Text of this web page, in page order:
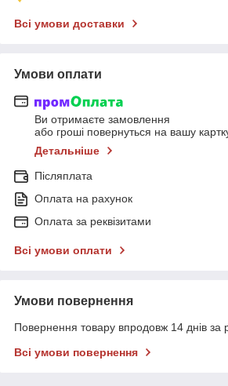
Всі умови доставки
Умови оплати
Ви отримаєте замовлення
або гроші повернуться на вашу
Детальніше
Післяплата
Оплата на рахунок
Оплата за реквізитами
Всі умови оплати
Умови повернення
Повернення товару впродовж 14 днів за
Всі умови повернення